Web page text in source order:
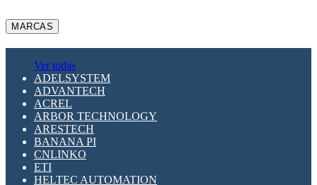
MARCAS
Ver todas
ADELSYSTEM
ADVANTECH
ACREL
ARBOR TECHNOLOGY
ARESTECH
BANANA PI
CNLINKO
ETI
HELTEC AUTOMATION